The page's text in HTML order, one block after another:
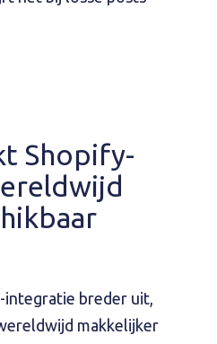
Shopify-
breder uit,
makkelijker